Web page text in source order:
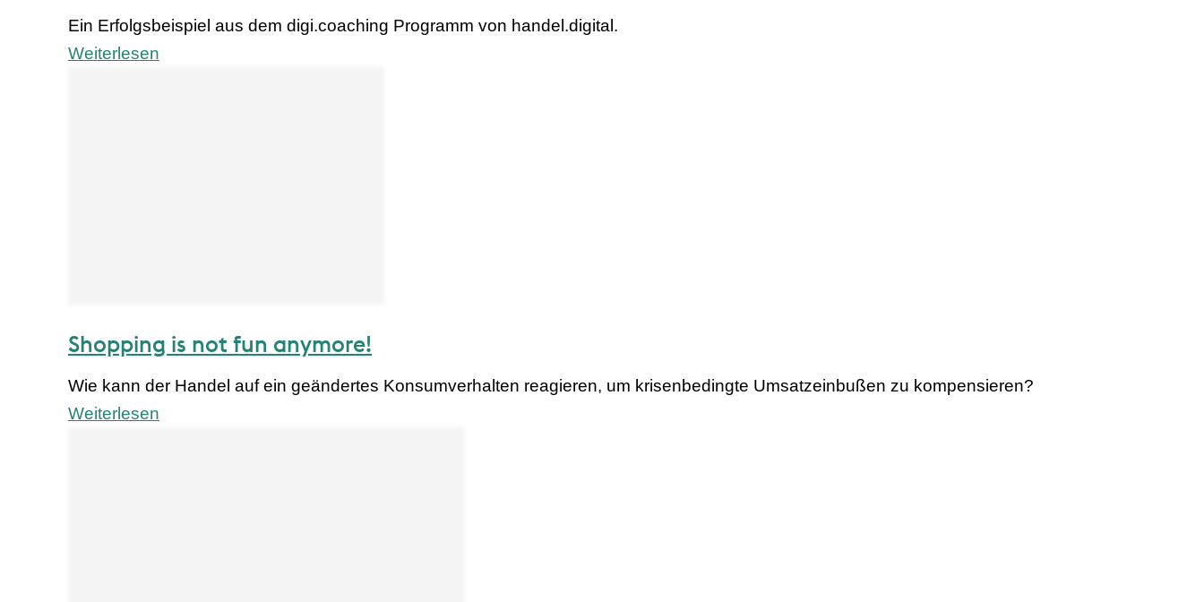
Ein Erfolgsbeispiel aus dem digi.coaching Programm von handel.digital.
Weiterlesen
Shopping is not fun anymore!
Wie kann der Handel auf ein geändertes Konsumverhalten reagieren, um krisenbedingte Umsatzeinbußen zu kompensieren?
Weiterlesen